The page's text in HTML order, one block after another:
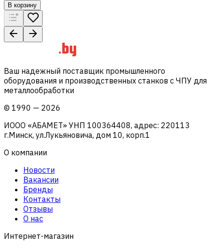
В корзину
Ваш надежный поставщик промышленного
оборудования и производственных станков с ЧПУ для
металлообработки
© 1990 — 2026
ИООО «АБАМЕТ» УНП 100364408, адрес: 220113
г.Минск, ул.Лукьяновича, дом 10, корп.1
О компании
Новости
Вакансии
Бренды
Контакты
Отзывы
О нас
Интернет-магазин